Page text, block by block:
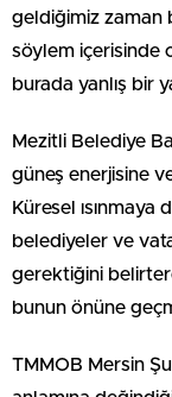
geldiğimiz zaman
söylem içerisinde
burada yanlış bir
Mezitli Belediye
güneş enerjisine
Küresel ısınmaya
belediyeler ve
gerektiğini
bunun önüne
TMMOB Mersin